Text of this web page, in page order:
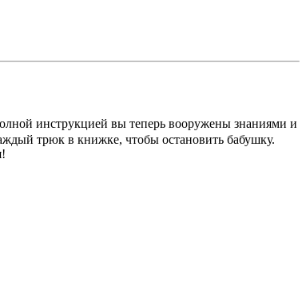
инструкцией вы теперь вооружены знаниями и
трюк в книжке, чтобы остановить бабушку.